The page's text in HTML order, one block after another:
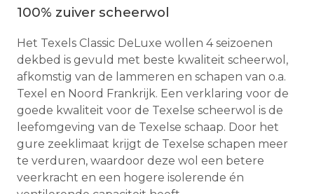
100% zuiver scheerwol
Het Texels Classic DeLuxe wollen 4 seizoenen
dekbed is gevuld met beste kwaliteit scheerwol,
afkomstig van de lammeren en schapen van o.a.
Texel en Noord Frankrijk. Een verklaring voor de
goede kwaliteit voor de Texelse scheerwol is de
leefomgeving van de Texelse schaap. Door het
gure zeeklimaat krijgt de Texelse schapen meer
te verduren, waardoor deze wol een betere
veerkracht en een hogere isolerende én